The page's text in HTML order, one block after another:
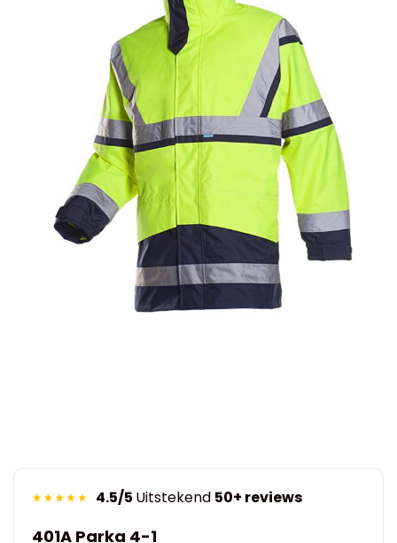
4.5/5 Uitstekend 50+ reviews
401A Parka 4-1